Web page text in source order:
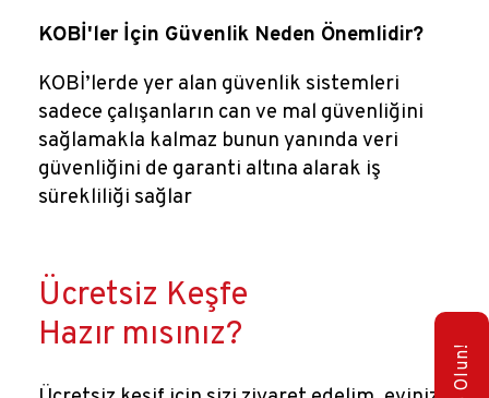
KOBİ'ler İçin Güvenlik Neden Önemlidir?
KOBİ’lerde yer alan güvenlik sistemleri
sadece çalışanların can ve mal güvenliğini
sağlamakla kalmaz bunun yanında veri
güvenliğini de garanti altına alarak iş
sürekliliği sağlar
Ücretsiz Keşfe
Hazır mısınız?